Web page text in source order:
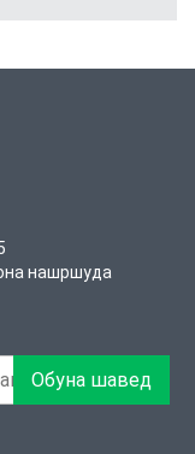
нашршуда
Обуна шавед